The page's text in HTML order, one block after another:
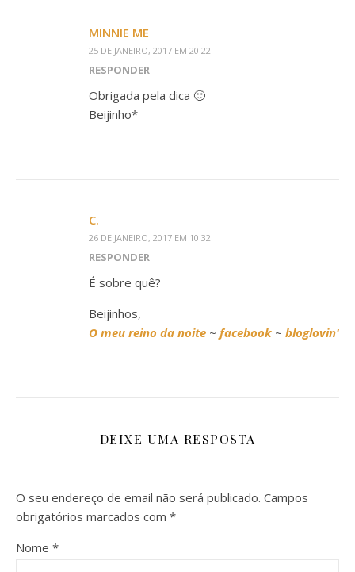
MINNIE ME
25 DE JANEIRO, 2017 EM 20:22
RESPONDER
Obrigada pela dica 🙂
Beijinho*
C.
26 DE JANEIRO, 2017 EM 10:32
RESPONDER
É sobre quê?
Beijinhos,
O meu reino da noite ~ facebook ~ bloglovin'
DEIXE UMA RESPOSTA
O seu endereço de email não será publicado. Campos
obrigatórios marcados com *
Nome *